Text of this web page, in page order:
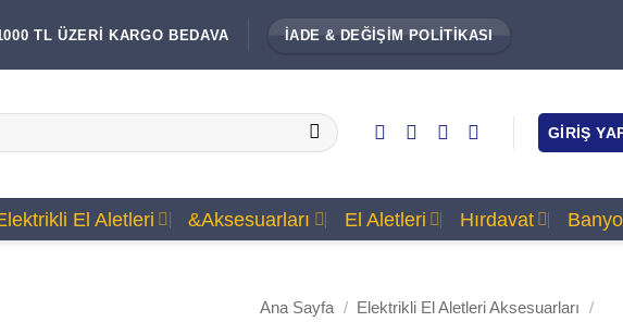
TL ÜZERİ KARGO BEDAVA İADE & DEĞİŞİM POLİTİKASI
GIRIŞ
El Aletleri &Aksesuarları El Aletleri Hırdavat
Ana Sayfa / Elektrikli El Aletleri Aksesuarları /